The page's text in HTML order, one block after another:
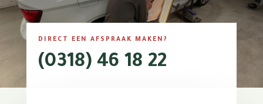
DIRECT EEN AFSPRAAK MAKEN?
(0318) 46 18 22